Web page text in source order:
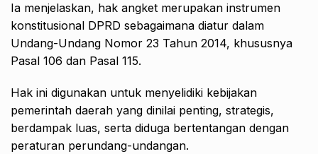
Ia menjelaskan, hak angket merupakan instrumen
konstitusional DPRD sebagaimana diatur dalam
Undang-Undang Nomor 23 Tahun 2014, khususnya
Pasal 106 dan Pasal 115.
Hak ini digunakan untuk menyelidiki kebijakan
pemerintah daerah yang dinilai penting, strategis,
berdampak luas, serta diduga bertentangan dengan
peraturan perundang-undangan.